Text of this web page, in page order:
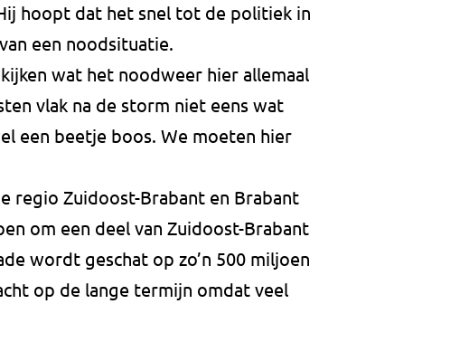
hoopt dat het snel tot de politiek in
een noodsituatie.
wat het noodweer hier allemaal
vlak na de storm niet eens wat
een beetje boos. We moeten hier
regio Zuidoost-Brabant en Brabant
om een deel van Zuidoost-Brabant
wordt geschat op zo’n 500 miljoen
op de lange termijn omdat veel